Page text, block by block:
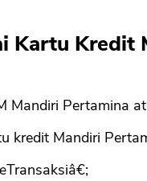
Kartu Kredit
Mandiri Pertamina
kredit Mandiri